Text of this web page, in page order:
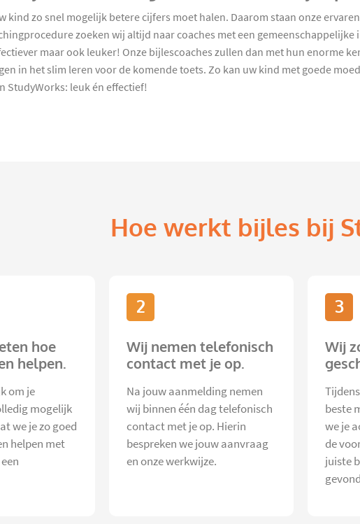
kind zo snel mogelijk betere cijfers moet halen. Daarom staan onze
zoeken wij altijd naar coaches met een
maar ook leuker! Onze bijlescoaches zullen dan met hun enorme
in het slim leren voor de komende toets. Zo kan uw kind met goede
StudyWorks: leuk én effectief!
Hoe werkt bijles bij
hoe
helpen.
om je
mogelijk
we je zo goed
helpen met
2
Wij nemen telefonisch
contact met je op.
Na jouw aanmelding nemen
wij binnen één dag telefonisch
contact met je op. Hierin
bespreken we jouw aanvraag
en onze werkwijze.
3
Wij
beste
we je
de
juiste